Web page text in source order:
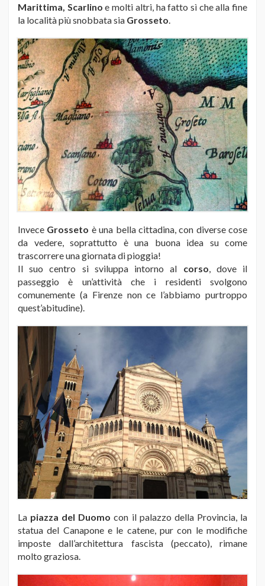
Marittima, Scarlino e molti altri, ha fatto sì che alla fine
la località più snobbata sia Grosseto.
Invece Grosseto è una bella cittadina, con diverse cose
da vedere, soprattutto è una buona idea su come
trascorrere una giornata di pioggia!
Il suo centro si sviluppa intorno al corso, dove il
passeggio è un’attività che i residenti svolgono
comunemente (a Firenze non ce l’abbiamo purtroppo
quest’abitudine).
La piazza del Duomo con il palazzo della Provincia, la
statua del Canapone e le catene, pur con le modifiche
imposte dall’architettura fascista (peccato), rimane
molto graziosa.